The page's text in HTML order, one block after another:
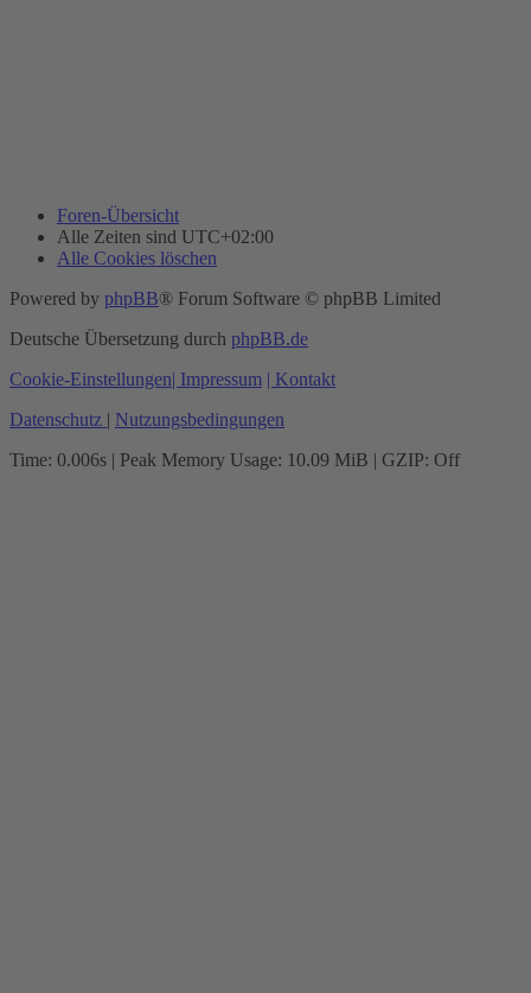
Foren-Übersicht
Alle Zeiten sind UTC+02:00
Alle Cookies löschen
Powered by phpBB® Forum Software © phpBB Limited
Deutsche Übersetzung durch phpBB.de
Cookie-Einstellungen| Impressum | Kontakt
Datenschutz | Nutzungsbedingungen
Time: 0.006s | Peak Memory Usage: 10.09 MiB | GZIP: Off